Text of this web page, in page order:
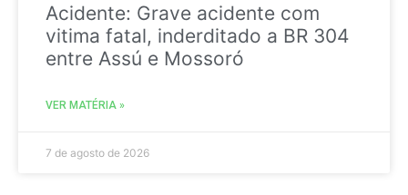
Acidente: Grave acidente com
vitima fatal, inderditado a BR 304
entre Assú e Mossoró
VER MATÉRIA »
7 de agosto de 2026